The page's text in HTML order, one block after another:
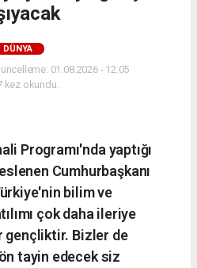
DÜNYA
01.08.2026 - 12:05
kez okundu.
Programı'nda yaptığı
Cumhurbaşkanı
bilim ve
çok daha ileriye
gençliktir. Bizler de
tayin edecek siz